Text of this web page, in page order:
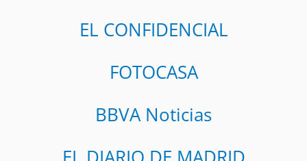
EL CONFIDENCIAL
FOTOCASA
BBVA Noticias